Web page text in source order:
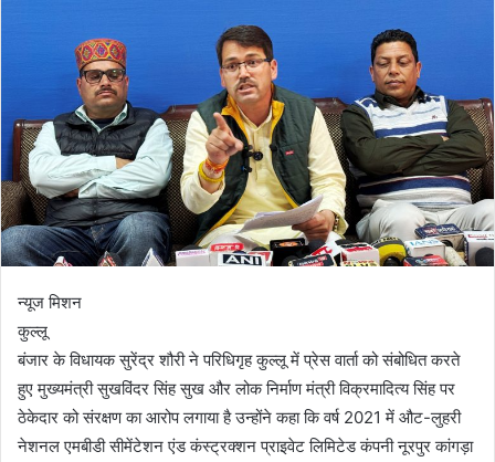
न्यूज मिशन
कुल्लू
बंजार के विधायक सुरेंद्र शौरी ने परिधिगृह कुल्लू में प्रेस वार्ता को संबोधित करते
हुए मुख्यमंत्री सुखविंदर सिंह सुख और लोक निर्माण मंत्री विक्रमादित्य सिंह पर
ठेकेदार को संरक्षण का आरोप लगाया है उन्होंने कहा कि वर्ष 2021 में औट-लुहरी
नेशनल एमबीडी सीमेंटेशन एंड कंस्ट्रक्शन प्राइवेट लिमिटेड कंपनी नूरपुर कांगड़ा